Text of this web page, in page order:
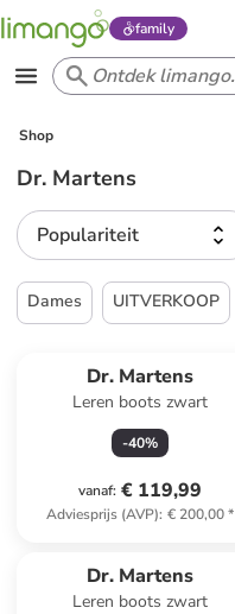
family
Shop
Dr. Martens
Populariteit
Dames UITVERKOOP
Dr. Martens
Leren boots zwart
-40%
vanaf: € 119,99
Adviesprijs (AVP): € 200,00*
Dr. Martens
Leren boots zwart